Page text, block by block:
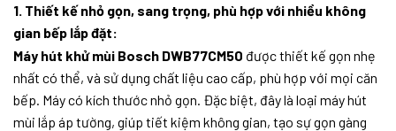
1. Thiết kế nhỏ gọn, sang trọng, phù hợp với nhiều không
gian bếp lắp đặt:
Máy hút khử mùi Bosch DWB77CM50 được thiết kế gọn nhẹ
nhất có thể, và sử dụng chất liệu cao cấp, phù hợp với mọi căn
bếp. Máy có kích thước nhỏ gọn. Đặc biệt, đây là loại máy hút
mùi lắp áp tường, giúp tiết kiệm không gian, tạo sự gọn gàng